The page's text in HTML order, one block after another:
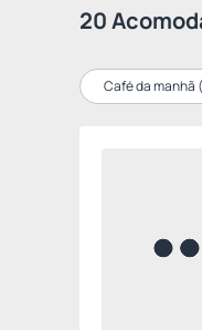
20
Café da manhã (